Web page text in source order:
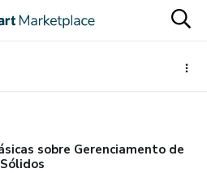
sobre Gerenciamento de